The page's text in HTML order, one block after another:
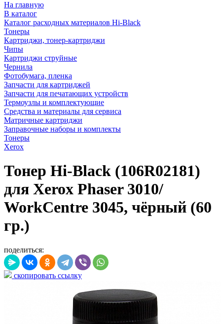
На главную
В каталог
Каталог расходных материалов Hi-Black
Тонеры
Картриджи, тонер-картриджи
Чипы
Картриджи струйные
Чернила
Фотобумага, пленка
Запчасти для картриджей
Запчасти для печатающих устройств
Термоузлы и комплектующие
Средства и материалы для сервиса
Матричные картриджи
Заправочные наборы и комплекты
Тонеры
Xerox
Тонер Hi-Black (106R02181)
для Xerox Phaser 3010/
WorkCentre 3045, чёрный (60
гр.)
поделиться:
скопировать ссылку